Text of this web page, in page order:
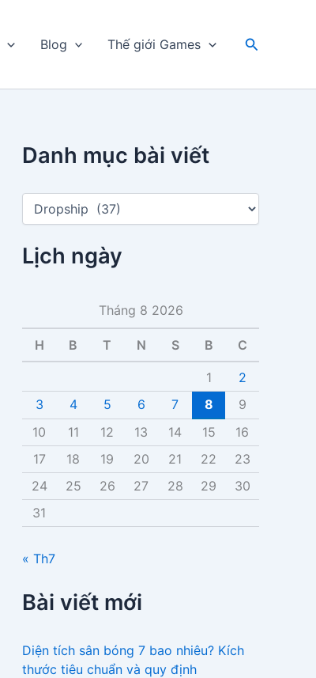
Blog Thế giới Games
Tìm
Danh mục bài viết
D
h
m
à
v
ế
Lịch ngày
Tháng 8 2026
H B T N S B C
1
2
3
4 5 6 7 8
9
10
11 12 13 14 15
16
17
18 19 20 21 22
23
24
25 26 27 28 29
30
31
« Th7
Bài viết mới
Diện tích sân bóng 7 bao nhiêu? Kích
thước tiêu chuẩn và quy định